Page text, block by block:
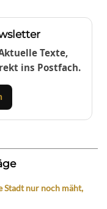
Texte,
ins Postfach.
Stadt nur noch mäht,